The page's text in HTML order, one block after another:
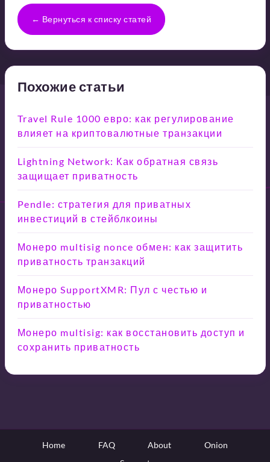
← Вернуться к списку статей
Похожие статьи
Travel Rule 1000 евро: как регулирование
влияет на криптовалютные транзакции
Lightning Network: Как обратная связь
защищает приватность
Pendle: стратегия для приватных
инвестиций в стейблкоины
Монеро multisig nonce обмен: как защитить
приватность транзакций
Монеро SupportXMR: Пул с честью и
приватностью
Монеро multisig: как восстановить доступ и
сохранить приватность
Home FAQ About
Onion